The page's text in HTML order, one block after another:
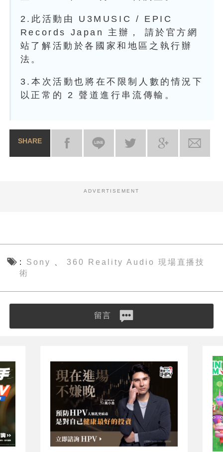
2.此活動由 U3MUSIC / EPIC
Records Japan 主辦， 請於官方網
站了解活動於各國家和地區之執行辦
法。
3.本次活動也將在不限制人數的情況下
以正常的 2 聲道進行串流傳輸。
SHARE
ADVERTISEMENT
Sony
360 Reality Audio 現場直播技
術
留言